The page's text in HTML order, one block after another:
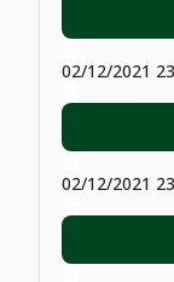
02/12/2021
02/12/2021